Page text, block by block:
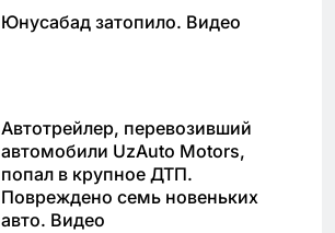
Юнусабад затопило. Видео
Автотрейлер, перевозивший
автомобили UzAuto Motors,
попал в крупное ДТП.
Повреждено семь новеньких
авто. Видео